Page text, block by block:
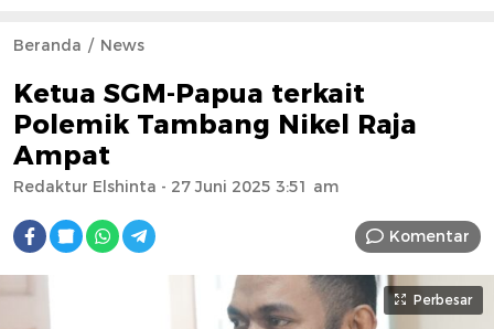
Beranda News
Ketua SGM-Papua terkait
Polemik Tambang Nikel Raja
Ampat
Redaktur Elshinta - 27 Juni 2025 3:51 am
Komentar
Perbesar